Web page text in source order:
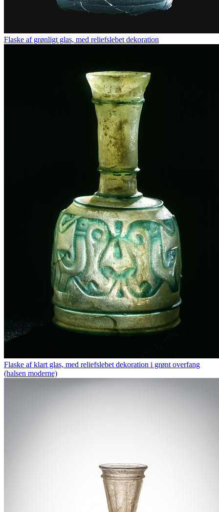
Flaske af grønligt glas, med reliefslebet dekoration
Flaske af klart glas, med reliefslebet dekoration i grønt overfang
(halsen moderne)